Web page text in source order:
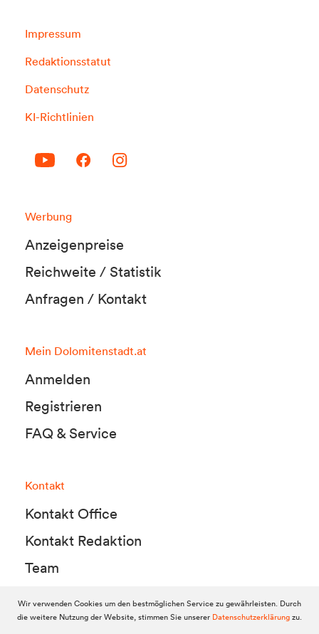
Impressum
Redaktionsstatut
Datenschutz
KI-Richtlinien
Werbung
Anzeigenpreise
Reichweite / Statistik
Anfragen / Kontakt
Mein Dolomitenstadt.at
Anmelden
Registrieren
FAQ & Service
Kontakt
Kontakt Office
Kontakt Redaktion
Team
© 2010-2026 Dolomitenstadt.at
Wir verwenden Cookies um den bestmöglichen Service zu gewährleisten. Durch
die weitere Nutzung der Website, stimmen Sie unserer Datenschutzerklärungzu.